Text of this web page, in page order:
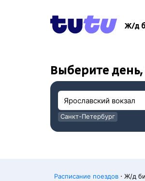
Ж/д
Выберите
Санкт-Петербург
Расписание поездов · Ж/д